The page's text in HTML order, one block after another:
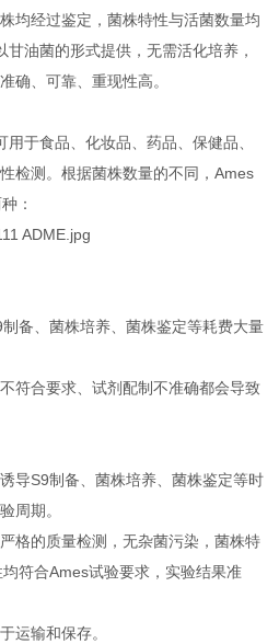
均经过鉴定，菌株特性与活菌数量均
油菌的形式提供，无需活化培养，
确、可靠、重现性高。
于食品、化妆品、药品、保健品、
检测。根据菌株数量的不同，Ames
：
备、菌株培养、菌株鉴定等耗费大量
符合要求、试剂配制不准确都会导致
导S9制备、菌株培养、菌株鉴定等时
周期。
格的质量检测，无杂菌污染，菌株特
符合Ames试验要求，实验结果准
运输和保存。